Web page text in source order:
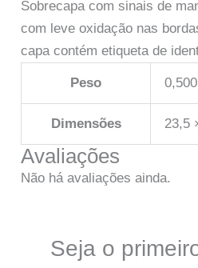
Sobrecapa com sinais de
com leve oxidação nas
capa contém etiqueta de
Peso
Dimensões 23,5
Avaliações
Não há avaliações ainda.
Seja o